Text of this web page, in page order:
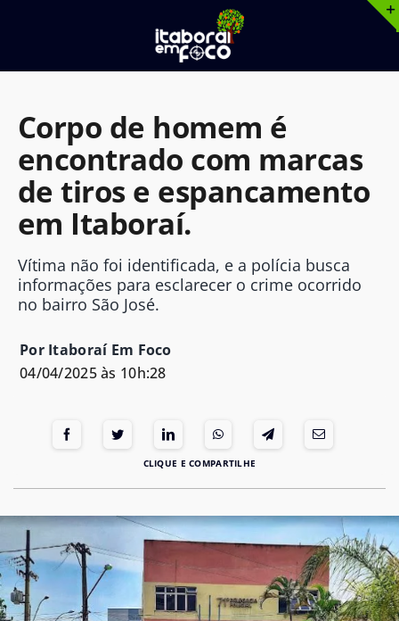
o
Corpo de homem é
encontrado com marcas
de tiros e espancamento
em Itaboraí.
Vítima não foi identificada, e a polícia busca
informações para esclarecer o crime ocorrido
no bairro São José.
Por Itaboraí Em Foco
04/04/2025 às 10h:28